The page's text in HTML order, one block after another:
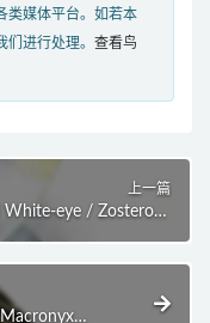
类媒体平台。如若本
进行处理。 查看鸟
上一篇
eye / Zosterops